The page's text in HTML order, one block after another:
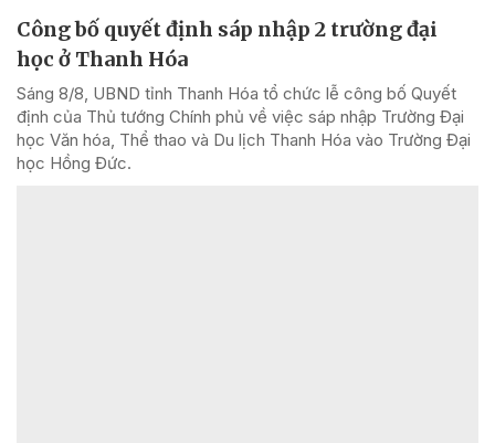
Công bố quyết định sáp nhập 2 trường đại
học ở Thanh Hóa
Sáng 8/8, UBND tỉnh Thanh Hóa tổ chức lễ công bố Quyết
định của Thủ tướng Chính phủ về việc sáp nhập Trường Đại
học Văn hóa, Thể thao và Du lịch Thanh Hóa vào Trường Đại
học Hồng Đức.